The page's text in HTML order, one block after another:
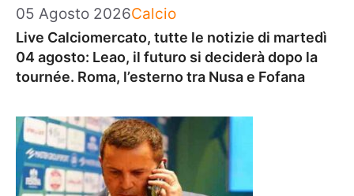
05 Agosto 2026Categorie
Calcio
Live Calciomercato, tutte le notizie di martedì
04 agosto: Leao, il futuro si deciderà dopo la
tournée. Roma, l’esterno tra Nusa e Fofana